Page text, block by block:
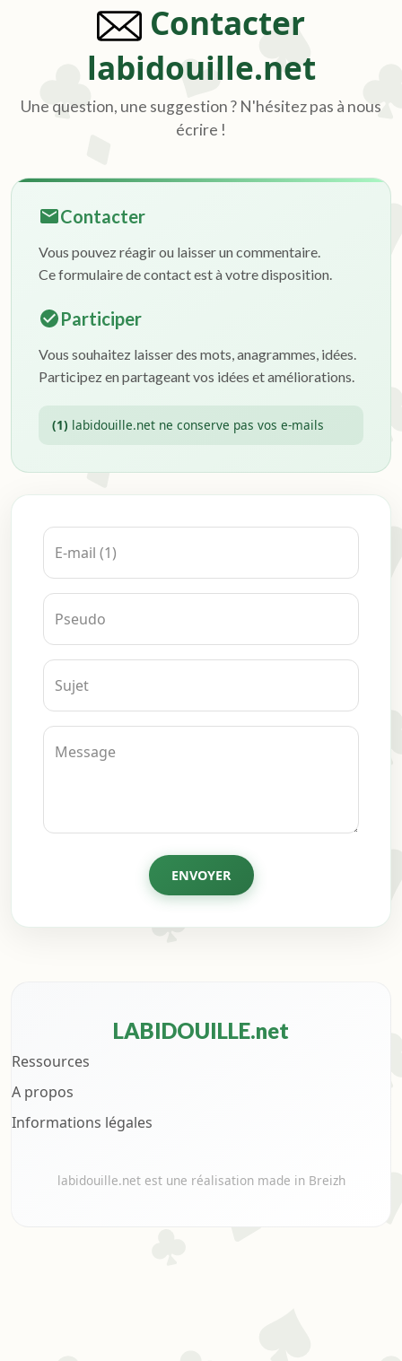
Contacter
labidouille.net
Une question, une suggestion ? N'hésitez pas à nous
écrire !
Contacter
Vous pouvez réagir ou laisser un commentaire.
Ce formulaire de contact est à votre disposition.
Participer
Vous souhaitez laisser des mots, anagrammes, idées.
Participez en partageant vos idées et améliorations.
(1) labidouille.net ne conserve pas vos e-mails
E-mail (1)
Pseudo
Sujet
Message
ENVOYER
LABIDOUILLE.net
Ressources
A propos
Informations légales
labidouille.net est une réalisation made in Breizh